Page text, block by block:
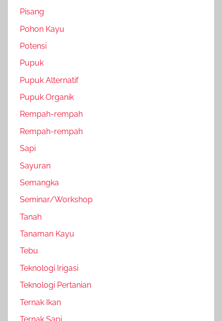
Pisang
Pohon Kayu
Potensi
Pupuk
Pupuk Alternatif
Pupuk Organik
Rempah-rempah
Rempah-rempah
Sapi
Sayuran
Semangka
Seminar/Workshop
Tanah
Tanaman Kayu
Tebu
Teknologi Irigasi
Teknologi Pertanian
Ternak Ikan